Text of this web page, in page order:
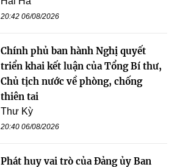
20:42 06/08/2026
Chính phủ ban hành Nghị quyết
triển khai kết luận của Tổng Bí thư,
Chủ tịch nước về phòng, chống
thiên tai
Thư Kỳ
20:40 06/08/2026
Phát huy vai trò của Đảng ủy Ban